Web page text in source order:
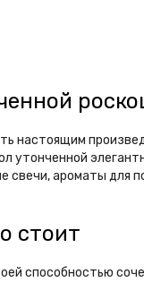
настоящим
утонченной
ароматы для
стоит
способностью